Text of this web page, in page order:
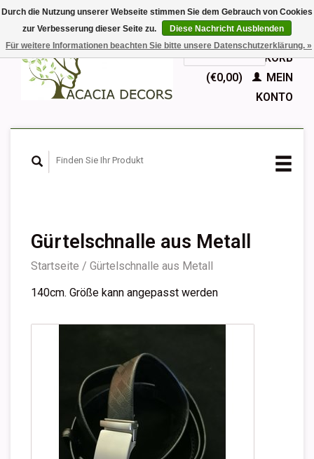
EUR
GBPDeutsch
Nederlands
English
IHR WARENKORB
(€0,00)
MEIN
KONTO
Gürtelschnalle aus Metall
Startseite / Gürtelschnalle aus Metall
140cm. Größe kann angepasst werden
Durch die Nutzung unserer Webseite stimmen Sie dem Gebrauch von Cookies
zur Verbesserung dieser Seite zu.
Diese Nachricht Ausblenden
Für weitere Informationen beachten Sie bitte unsere Datenschutzerklärung. »